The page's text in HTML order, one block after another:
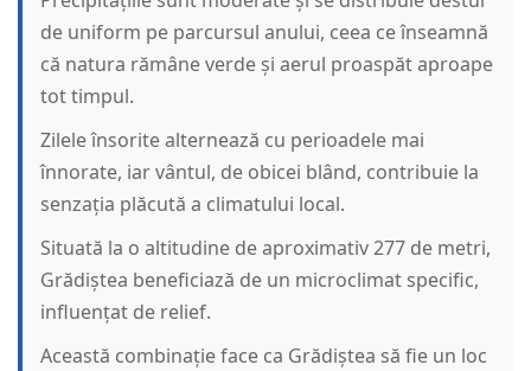
de uniform pe parcursul anului, ceea ce înseamnă
că natura rămâne verde și aerul proaspăt aproape
tot timpul.
Zilele însorite alternează cu perioadele mai
înnorate, iar vântul, de obicei blând, contribuie la
senzația plăcută a climatului local.
Situată la o altitudine de aproximativ 277 de metri,
Grădiștea beneficiază de un microclimat specific,
influențat de relief.
Această combinație face ca Grădiștea să fie un loc